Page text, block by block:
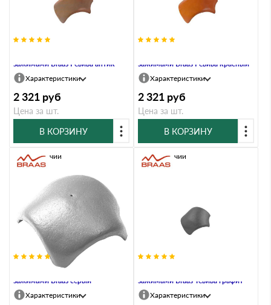
зажимами Braas Ревива антик
Характеристики
2 321 руб
Цена за шт.
В КОРЗИНУ
зажимами Braas Ревива красный
Характеристики
2 321 руб
Цена за шт.
В КОРЗИНУ
Вальмовая черепица с 3
зажимами Braas серый
В наличии
Характеристики
зажимами Braas Тевива графит
В наличии
Характеристики